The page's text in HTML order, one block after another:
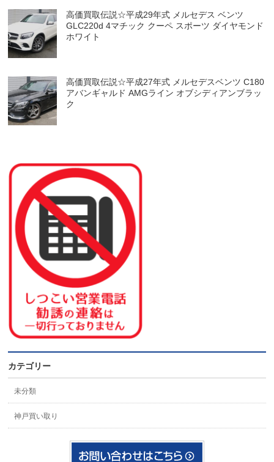
高価買取伝説☆平成29年式 メルセデス ベンツ
GLC220d 4マチック クーペ スポーツ ダイヤモンド
ホワイト
高価買取伝説☆平成27年式 メルセデスベンツ C180
アバンギャルド AMGライン オブシディアンブラッ
ク
カテゴリー
未分類
神戸買い取り